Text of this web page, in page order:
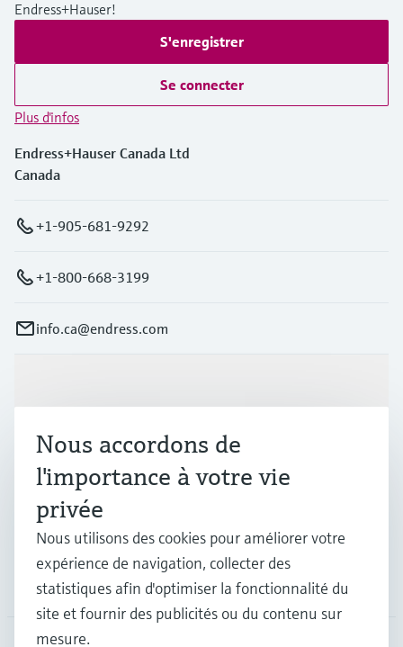
Endress+Hauser!
S'enregistrer
Se connecter
Plus d'infos
Endress+Hauser Canada Ltd
Canada
+1-905-681-9292
+1-800-668-3199
info.ca@endress.com
Industries
Support
Société
Nous accordons de
l'importance à votre vie
privée
Nous utilisons des cookies pour améliorer votre
expérience de navigation, collecter des
statistiques afin d'optimiser la fonctionnalité du
site et fournir des publicités ou du contenu sur
mesure.